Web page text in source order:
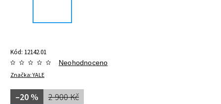
Kód: 12142.01
Značka:YALE
Neohodnoceno
2 900 Kč
–20 %